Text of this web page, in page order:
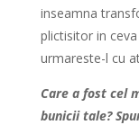
inseamna
plictisitor in
urmareste-l cu
Care a fost cel
bunicii tale?